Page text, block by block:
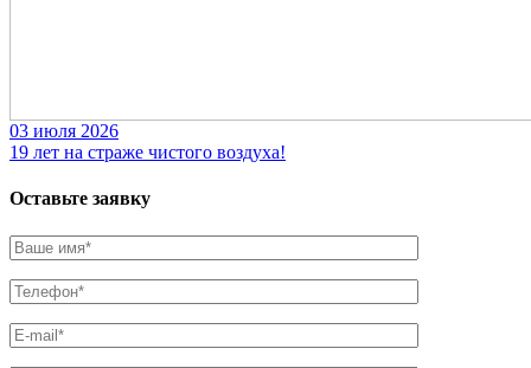
03 июля 2026
19 лет на страже чистого воздуха!
Оставьте заявку